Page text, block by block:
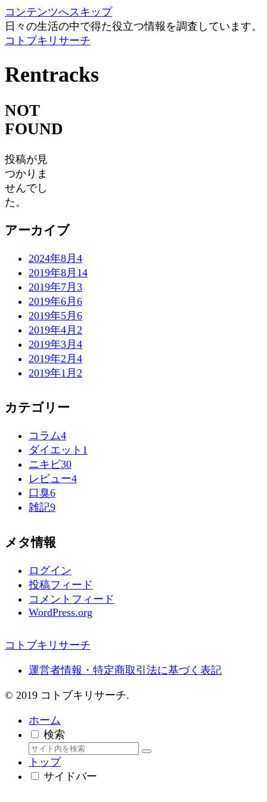
コンテンツへスキップ
日々の生活の中で得た役立つ情報を調査しています。
コトブキリサーチ
Rentracks
NOT
FOUND
投稿が見
つかりま
せんでし
た。
アーカイブ
2024年8月 4
2019年8月 14
2019年7月 3
2019年6月 6
2019年5月 6
2019年4月 2
2019年3月 4
2019年2月 4
2019年1月 2
カテゴリー
コラム4
ダイエット 1
ニキビ30
レビュー4
口臭6
雑記9
メタ情報
ログイン
投稿フィード
コメントフィード
WordPress.org
コトブキリサーチ
運営者情報・特定商取引法に基づく表記
© 2019 コトブキリサーチ.
ホーム
検索
トップ
サイドバー